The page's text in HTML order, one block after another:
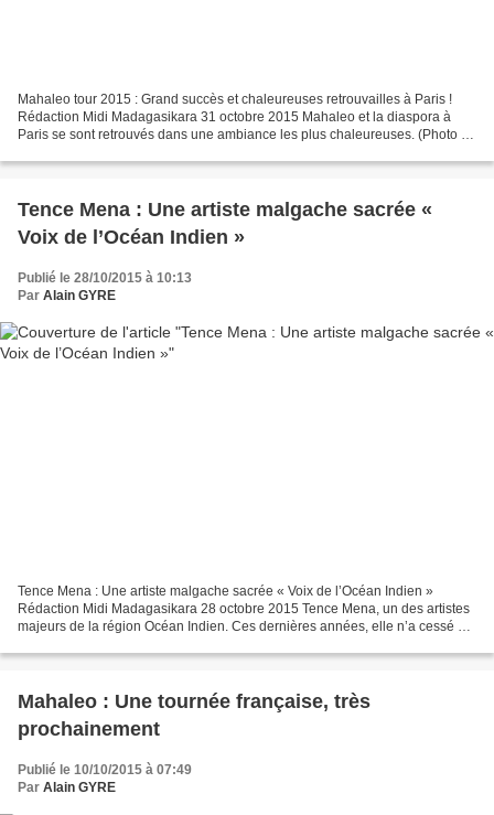
Mahaleo tour 2015 : Grand succès et chaleureuses retrouvailles à Paris !
Rédaction Midi Madagasikara 31 octobre 2015 Mahaleo et la diaspora à
Paris se sont retrouvés dans une ambiance les plus chaleureuses. (Photo :
Tence Mena : Une artiste malgache sacrée «
Voix de l’Océan Indien »
Publié le 28/10/2015 à 10:13
Par Alain GYRE
Tence Mena : Une artiste malgache sacrée « Voix de l’Océan Indien »
Rédaction Midi Madagasikara 28 octobre 2015 Tence Mena, un des artistes
majeurs de la région Océan Indien. Ces dernières années, elle n’a cessé de
Mahaleo : Une tournée française, très
prochainement
Publié le 10/10/2015 à 07:49
Par Alain GYRE